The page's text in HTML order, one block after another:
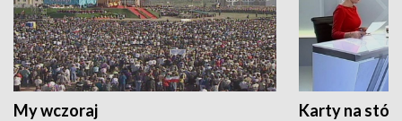
My wczoraj Karty na